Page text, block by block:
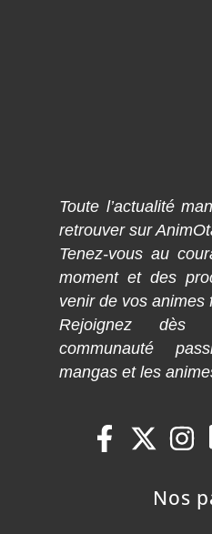
Toute l’actualité
retrouver sur
Tenez-vous au
moment et des
venir de vos animes
Rejoignez dès
communauté
mangas et les
Nos